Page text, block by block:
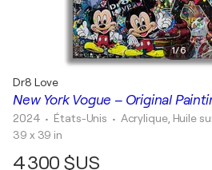
1/6
New York Vogue – Original
Dr8 Love
2024 • États-Unis • Acrylique, Huile
39 x 39 in
4 300 $US